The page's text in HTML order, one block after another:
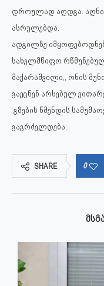
დროულად აღდგა.
ასრულებდა.
ადგილზე
სახელმწიფო
მაქარაშვილი,, ონის
გაეცნენ არსებულ
გზების წმენდის
გაგრძელდება.
SHARE 0